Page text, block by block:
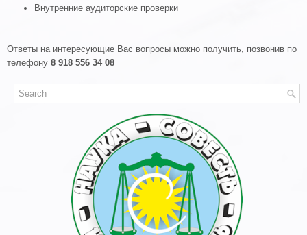
Внутренние аудиторские проверки
Ответы на интересующие Вас вопросы можно получить, позвонив по
телефону 8 918 556 34 08